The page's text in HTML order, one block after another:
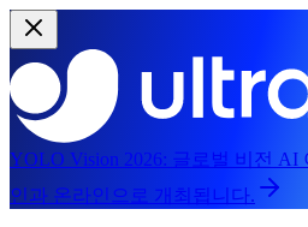
YOLO Vision 2026: 글로벌 비전 AI
인과 온라인으로 개최됩니다.